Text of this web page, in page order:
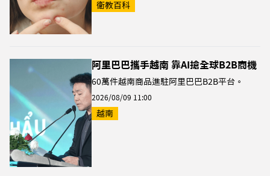
衛教百科
阿里巴巴攜手越南 靠AI搶全球B2B商機
60萬件越南商品進駐阿里巴巴B2B平台。
2026/08/09 11:00
越南